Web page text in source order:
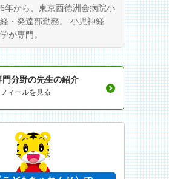
年から、東京西徳洲会病院小
・発達部勤務。 小児神経
が専門。
門分野の先生の紹介
ィールを見る